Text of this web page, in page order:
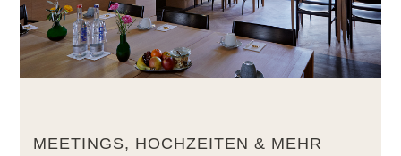
MEETINGS, HOCHZEITEN & MEHR